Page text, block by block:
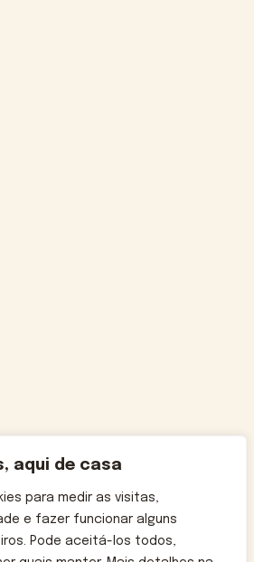
aqui de casa
para medir as visitas,
e fazer funcionar alguns
Pode aceitá-los todos,